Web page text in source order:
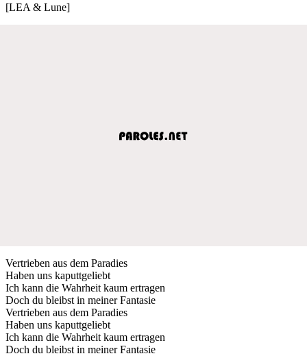
[LEA & Lune]
Vertrieben aus dem Paradies
Haben uns kaputtgeliebt
Ich kann die Wahrheit kaum ertragen
Doch du bleibst in meiner Fantasie
Vertrieben aus dem Paradies
Haben uns kaputtgeliebt
Ich kann die Wahrheit kaum ertragen
Doch du bleibst in meiner Fantasie